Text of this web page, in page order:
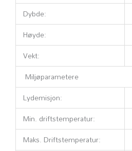
Dybde:
Høyde:
Vekt:
Miljøparametere
Lydemisjon:
Min. driftstemperatur:
Maks. Driftstemperatur: